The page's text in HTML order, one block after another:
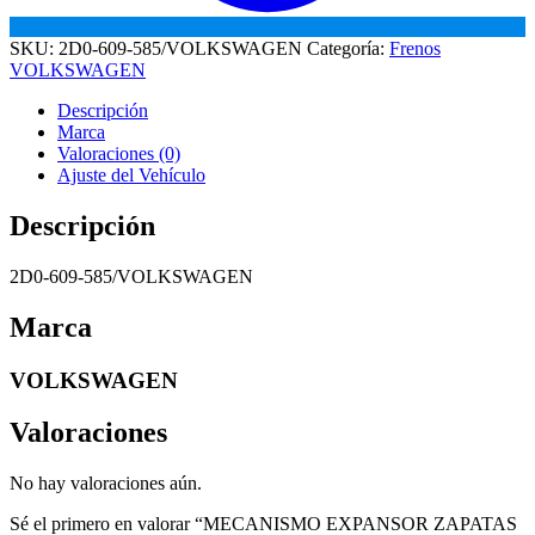
SKU: 2D0-609-585/VOLKSWAGEN Categoría: Frenos
VOLKSWAGEN
Descripción
Marca
Valoraciones (0)
Ajuste del Vehículo
Descripción
2D0-609-585/VOLKSWAGEN
Marca
VOLKSWAGEN
Valoraciones
No hay valoraciones aún.
Sé el primero en valorar “MECANISMO EXPANSOR ZAPATAS